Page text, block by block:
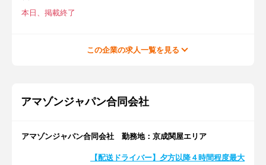
本日、掲載終了
この企業の求人一覧を見る
アマゾンジャパン合同会社
アマゾンジャパン合同会社 勤務地：京成関屋エリア
【配送ドライバー】夕方以降４時間程度最大